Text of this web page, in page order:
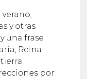
verano,
y otras
una frase
Reina
por